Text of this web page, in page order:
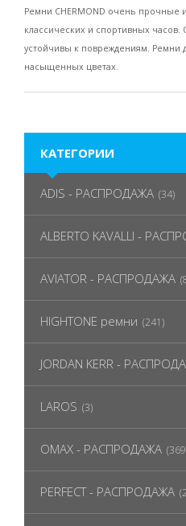
Ремни CHERMOND очень прочные
классических и спортивных
устойчивы к повреждениям. Ремни
насыщенных цветах.
КАТЕГОРИИ
ADIS - РАСПРОДАЖА (34)
ALBERTO KAVALLI -
AVIATOR - РАСПРОДАЖА
HIGHTONE ремни (241)
JORDAN KERR -
LAROS (3)
OMAX - РАСПРОДАЖА
PERFECT - РАСПРОДАЖА